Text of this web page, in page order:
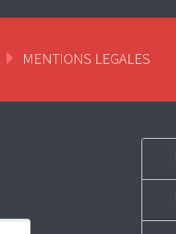
MENTIONS LEGALES